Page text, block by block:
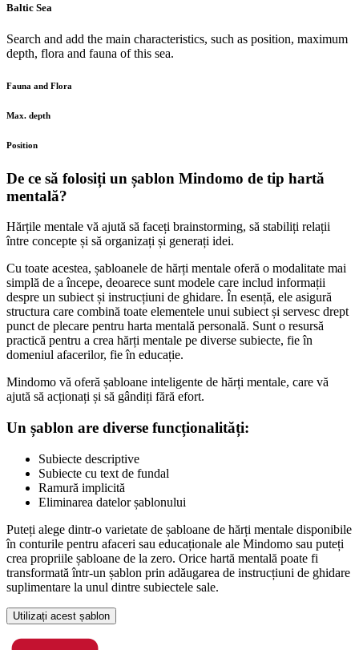
Baltic Sea
Search and add the main characteristics, such as position, maximum
depth, flora and fauna of this sea.
Fauna and Flora
Max. depth
Position
De ce să folosiți un șablon Mindomo de tip hartă
mentală?
Hărțile mentale vă ajută să faceți brainstorming, să stabiliți relații
între concepte și să organizați și generați idei.
Cu toate acestea, șabloanele de hărți mentale oferă o modalitate mai
simplă de a începe, deoarece sunt modele care includ informații
despre un subiect și instrucțiuni de ghidare. În esență, ele asigură
structura care combină toate elementele unui subiect și servesc drept
punct de plecare pentru harta mentală personală. Sunt o resursă
practică pentru a crea hărți mentale pe diverse subiecte, fie în
domeniul afacerilor, fie în educație.
Mindomo vă oferă șabloane inteligente de hărți mentale, care vă
ajută să acționați și să gândiți fără efort.
Un șablon are diverse funcționalități:
Subiecte descriptive
Subiecte cu text de fundal
Ramură implicită
Eliminarea datelor șablonului
Puteți alege dintr-o varietate de șabloane de hărți mentale disponibile
în conturile pentru afaceri sau educaționale ale Mindomo sau puteți
crea propriile șabloane de la zero. Orice hartă mentală poate fi
transformată într-un șablon prin adăugarea de instrucțiuni de ghidare
suplimentare la unul dintre subiectele sale.
Utilizați acest șablon